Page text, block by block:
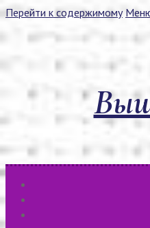
Перейти к содержимому